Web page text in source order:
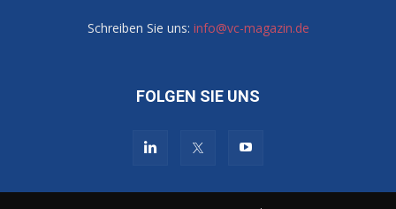
Schreiben Sie uns: info@vc-magazin.de
FOLGEN SIE UNS